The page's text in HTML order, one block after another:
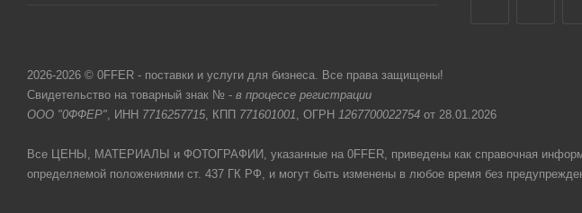
2026-2026 © 0FFER - поставки и услуги для бизнеса. Все права защищены!
Свидетельство на товарный знак № - в процессе регистрации
ООО "0ФФЕР", ИНН 7716257715, КПП 771601001, ОГРН 1267700022754 от 28.01.2026
Все ЦЕНЫ, МАТЕРИАЛЫ и ФОТОГРАФИИ, указанные на 0FFER, приведены как справочная
определяемой положениями ст. 437 ГК РФ, и могут быть изменены в любое время без